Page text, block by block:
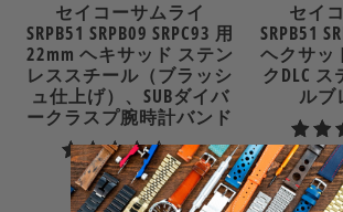
セイコーサムライ
SRPB51 SRPB09 SRPC93 用
22mm ヘキサッド ステン
レススチール（ブラッシ
ュ仕上げ）、SUBダイバ
ークラスプ腕時計バンド
(5)5
合
計
$116.30
セイ
SRPB51
ヘクサッ
クDLC
ルブ